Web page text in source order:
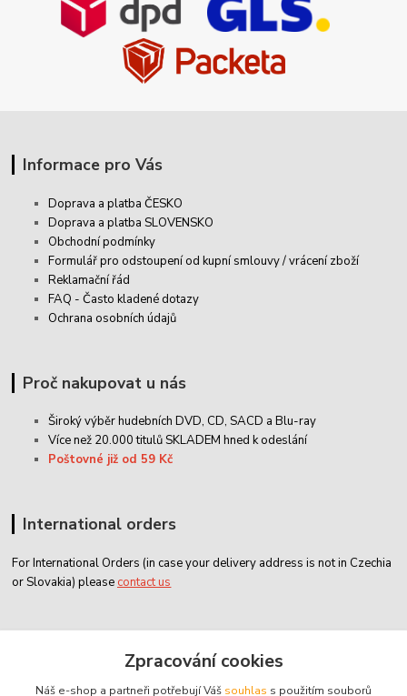
Informace pro Vás
Doprava a platba ČESKO
Doprava a platba SLOVENSKO
Obchodní podmínky
Formulář pro odstoupení od kupní smlouvy / vrácení zboží
Reklamační řád
FAQ - Často kladené dotazy
Ochrana osobních údajů
Proč nakupovat u nás
Široký výběr hudebních DVD, CD,SACD a Blu-ray
Více než 20.000 titulů SKLADEM hned k odeslání
Poštovné již od 59 Kč
International orders
For International Orders (in case your delivery address is not in Czechia
or Slovakia) please contact us
Zpracování cookies
Náš e-shop a partneři potřebují Váš souhlas s použitím souborů